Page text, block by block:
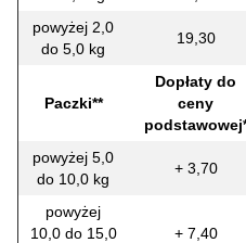
powyżej 2,0
do 5,0 kg
19,30
Paczki**
Dopłaty do
ceny
powyżej 5,0
do 10,0 kg
+ 3,70
powyżej
10,0 do 15,0
+ 7,40